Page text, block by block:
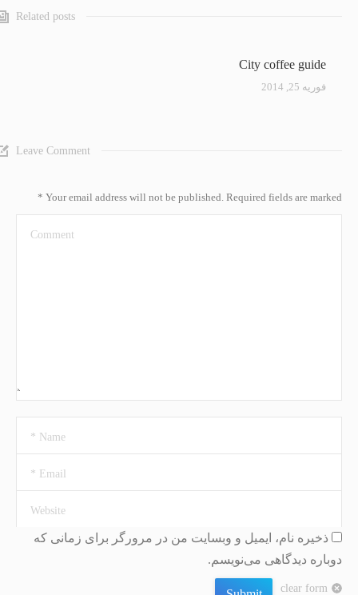
Related posts
City coffee guide
فوریه 25, 2014
Leave Comment
Your email address will not be published. Required fields are marked
*
Comment
Name *
Email *
Website
ذخیره نام، ایمیل و وبسایت من در مرورگر برای زمانی که
دوباره دیدگاهی می‌نویسم.
clear form